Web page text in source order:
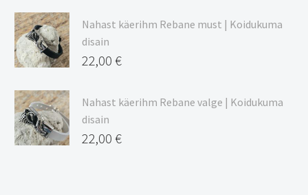
Nahast käerihm Rebane must | Koidukuma
disain
22,00 €
Nahast käerihm Rebane valge | Koidukuma
disain
22,00 €